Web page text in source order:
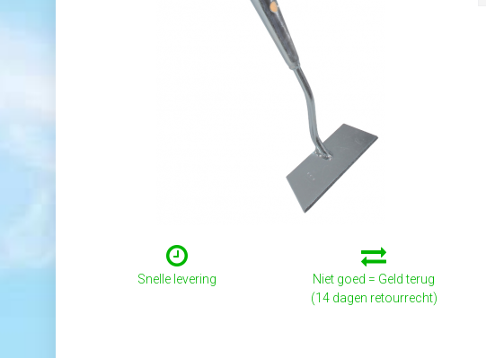
Snelle levering
Niet goed = Geld terug
(14 dagen retourrecht)